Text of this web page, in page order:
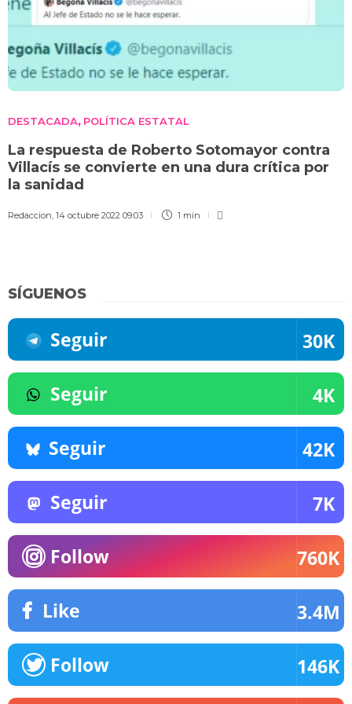
DESTACADA, POLÍTICA ESTATAL
La respuesta de Roberto Sotomayor contra
Villacís se convierte en una dura crítica por
la sanidad
Redaccion 14 octubre 2022 09:03 1 min
SÍGUENOS
Seguir 30K
Seguir 4K
Seguir 42K
Seguir 7K
Follow 760K
Like 3.4M
Follow 146K